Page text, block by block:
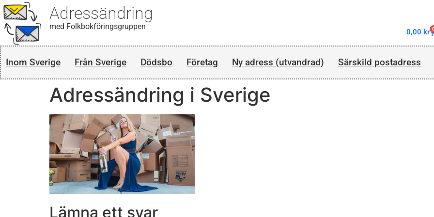
Adressändring
med Folkbokföringsgruppen
0,00 kr
Inom Sverige Från Sverige Dödsbo Företag Ny adress (utvandrad) Särskild postadress
Adressändring i Sverige
Lämna ett svar